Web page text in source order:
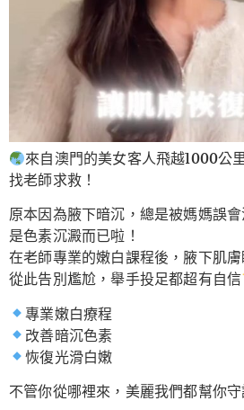
來自澳門的美女客人飛越1000公
找老師求救！
原本因為腋下暗沉，總是被媽媽誤
是色素沉澱而已啦！
在老師專業的嫩白課程後，腋下肌
從此告別尷尬，舉手投足都超有自信
專業嫩白療程
改善暗沉色素
恢復光滑白嫩
不管你從哪裡來，美麗我們都幫你